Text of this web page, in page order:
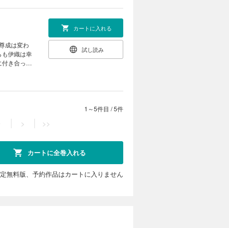
も伊織は幸
き合って
カートに入れる
試し読み
1～5件目 /5件
> >>
カートに全巻入れる
無料版、予約作品はカートに入りません